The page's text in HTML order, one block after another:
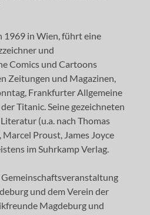
1969 in Wien, führt eine
und
Comics und Cartoons
Zeitungen und Magazinen,
Frankfurter Allgemeine
Titanic. Seine gezeichneten
(u.a. nach Thomas
Proust, James Joyce
im Suhrkamp Verlag.
und dem Verein der
Magdeburg und